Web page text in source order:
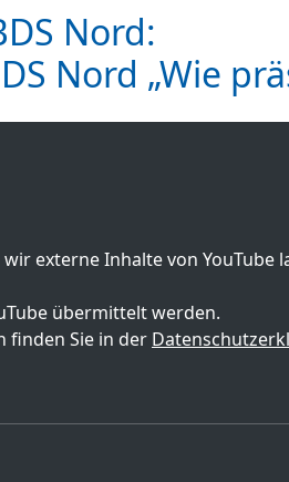
Nord:
Nord „Wie
externe Inhalte von YouTube
übermittelt werden.
finden Sie in der